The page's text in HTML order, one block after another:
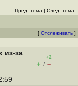
Пред. тема | След. тема
[ Отслеживать ]
из-за
+2
+ / –